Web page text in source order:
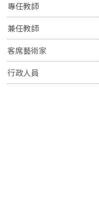
專任教師
兼任教師
客席藝術家
行政人員